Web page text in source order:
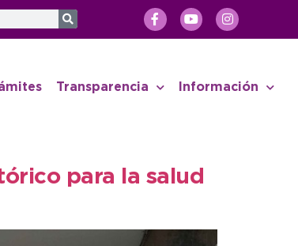
Transparencia Información
para la salud